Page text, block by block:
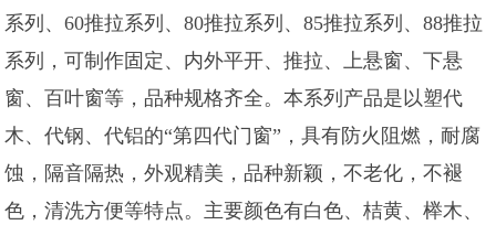
系列、60推拉系列、80推拉系列、85推拉系列、88推拉
系列，可制作固定、内外平开、推拉、上悬窗、下悬
窗、百叶窗等，品种规格齐全。本系列产品是以塑代
木、代钢、代铝的“第四代门窗”，具有防火阻燃，耐腐
蚀，隔音隔热，外观精美，品种新颖，不老化，不褪
色，清洗方便等特点。主要颜色有白色、桔黄、榉木、